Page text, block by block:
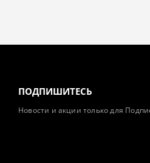
ПОДПИШИТЕСЬ
Новости и акции только для